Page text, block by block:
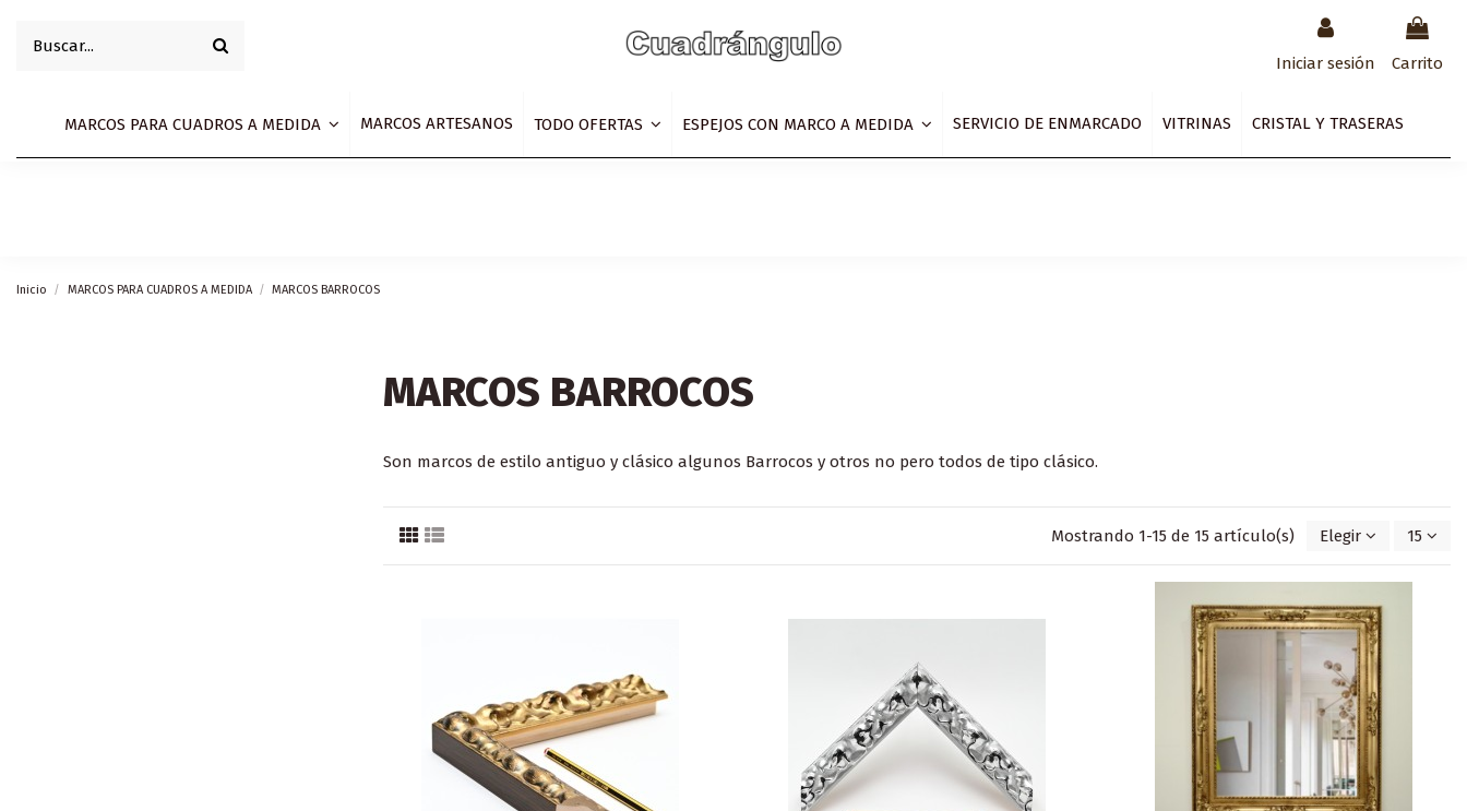
Iniciar sesión Carrito
MARCOS PARA CUADROS A MEDIDA MARCOS ARTESANOS TODO OFERTAS ESPEJOS CON MARCO A MEDIDA SERVICIO DE ENMARCADO VITRINAS CRISTAL Y TRASERAS
Inicio MARCOS PARA CUADROS A MEDIDA MARCOS BARROCOS
MARCOS BARROCOS
Son marcos de estilo antiguo y clásico algunos Barrocos y otros no pero todos de tipo clásico.
Mostrando 1-15 de 15 artículo(s) Elegir 15